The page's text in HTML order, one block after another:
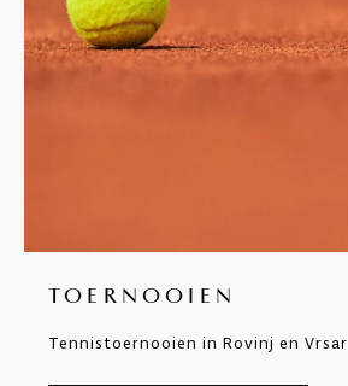
TOERNOOIEN
Tennistoernooien in Rovinj en Vrsar